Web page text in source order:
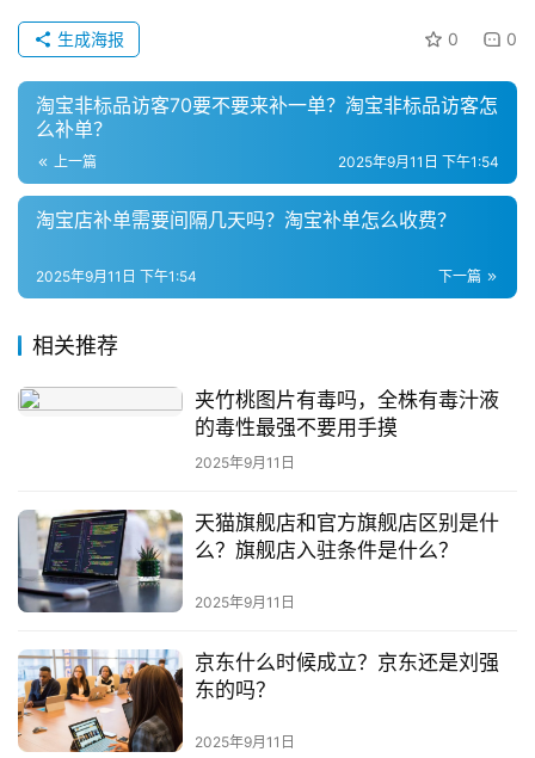
答
社
区
0 0
生成海报
淘宝非标品访客70要不要来补一单？淘宝非标品访客怎
么补单？
上一篇 2025年9月11日 下午1:54
淘宝店补单需要间隔几天吗？淘宝补单怎么收费？
下一篇
2025年9月11日 下午1:54
相关推荐
夹竹桃图片有毒吗，全株有毒汁液
的毒性最强不要用手摸
2025年9月11日
天猫旗舰店和官方旗舰店区别是什
么？旗舰店入驻条件是什么？
2025年9月11日
京东什么时候成立？京东还是刘强
东的吗？
2025年9月11日